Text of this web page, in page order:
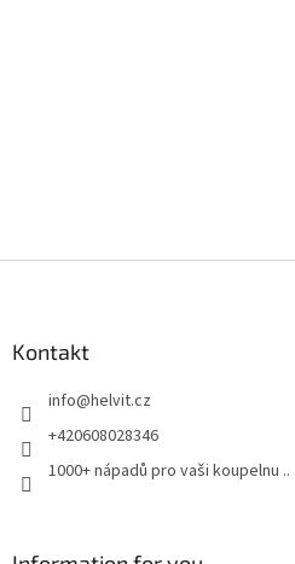
Kontakt
info@helvit.cz
+420608028346
1000+ nápadů pro vaši koupelnu ..